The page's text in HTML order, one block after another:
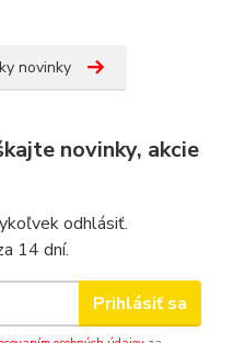
novinky
novinky, akcie
odhlásiť.
14 dní.
Prihlásiť sa